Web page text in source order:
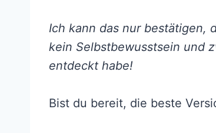
Ich kann das nur bestätigen,
kein Selbstbewusstsein und
entdeckt habe!
Bist du bereit, die beste